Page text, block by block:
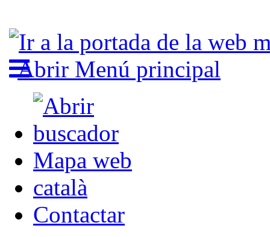
Abrir Menú principal
Mapa web
català
Contactar